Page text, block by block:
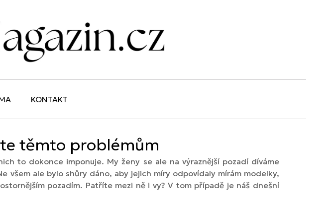
KONTAKT
těmto problémům
to dokonce imponuje. My ženy se ale na výraznější pozadí díváme
všem ale bylo shůry dáno, aby jejich míry odpovídaly mírám modelky,
pozadím. Patříte mezi ně i vy? V tom případě je náš dnešní